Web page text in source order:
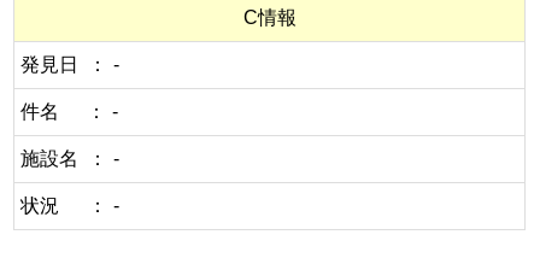
C情報
発見日 -
件名 -
施設名 -
状況 -